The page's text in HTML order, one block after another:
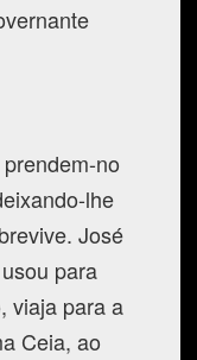
no
lhe
José
para
viaja para a
Ceia, ao